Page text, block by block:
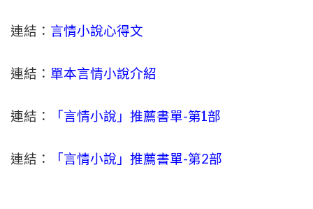
連結： 言情小說心得文
連結： 單本言情小說介紹
連結： 「言情小說」推薦書單-第1部
連結： 「言情小說」推薦書單-第2部